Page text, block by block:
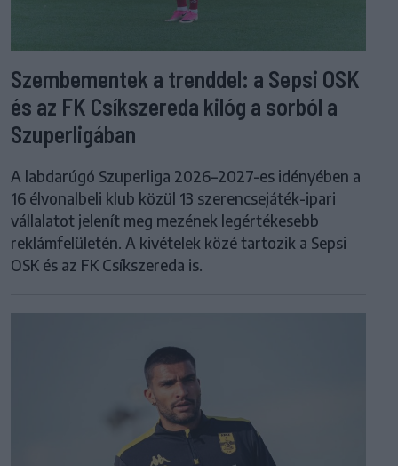
Szembementek a trenddel: a Sepsi OSK
és az FK Csíkszereda kilóg a sorból a
Szuperligában
A labdarúgó Szuperliga 2026–2027-es idényében a
16 élvonalbeli klub közül 13 szerencsejáték-ipari
vállalatot jelenít meg mezének legértékesebb
reklámfelületén. A kivételek közé tartozik a Sepsi
OSK és az FK Csíkszereda is.